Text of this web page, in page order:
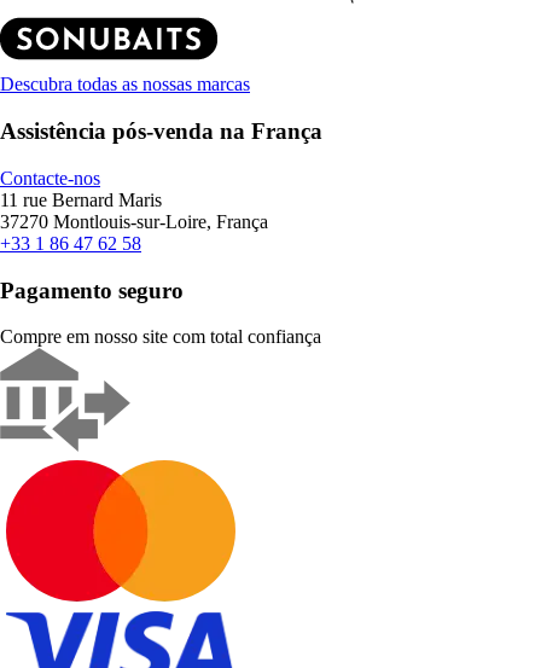
Descubra todas as nossas marcas
Assistência pós-venda na França
Contacte-nos
11 rue Bernard Maris
37270 Montlouis-sur-Loire, França
+33 1 86 47 62 58
Pagamento seguro
Compre em nosso site com total confiança